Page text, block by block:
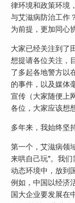
律环境和政策环境
与艾滋病防治工作
为前提，更加同心
大家已经关注到了
想提请各位关注，
了多起各地警方以
的事件，以及媒体
宣传（大家随便上
各位，大家应该想
多年来，我始终坚
第一个，艾滋病领
来哄自己玩”。我
动态环境中，放到
例如，中国以经济
国大企业要发展在